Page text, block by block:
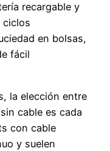
recargable y
ciclos
en bolsas,
fácil
la elección entre
cable es cada
con cable
y suelen